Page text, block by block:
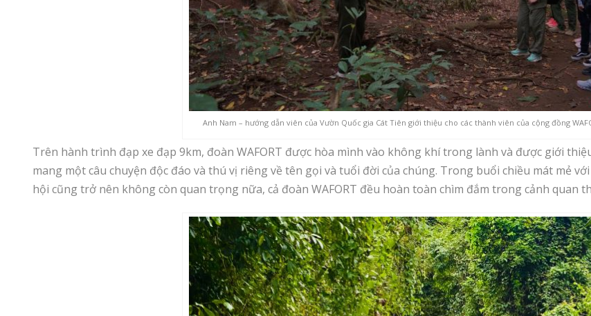
Anh Nam – hướng dẫn viên của Vườn Quốc gia Cát Tiên giới thiệu cho các thành viên của cộng đồng
Trên hành trình đạp xe đạp 9km, đoàn WAFORT được hòa mình vào không khí trong lành và được giới
mang một câu chuyện độc đáo và thú vị riêng về tên gọi và tuổi đời của chúng. Trong buổi chiều mát mẻ
hội cũng trở nên không còn quan trọng nữa, cả đoàn WAFORT đều hoàn toàn chìm đắm trong cảnh quan